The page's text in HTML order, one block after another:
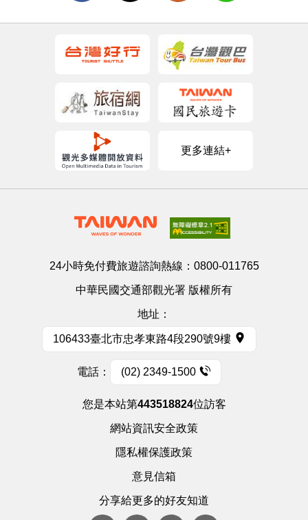
更多連結+
24小時免付費旅遊諮詢熱線： 0800-011765
中華民國交通部觀光署 版權所有
地址：
106433臺北市忠孝東路4段290號9樓
電話： (02) 2349-1500
您是本站第443518824位訪客
網站資訊安全政策
隱私權保護政策
意見信箱
分享給更多的好友知道